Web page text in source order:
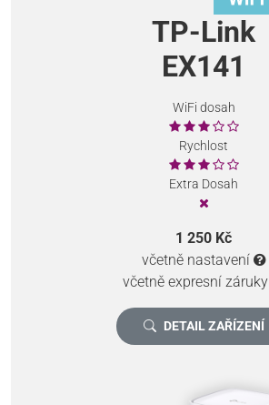
TP-Link
EX141
WiFi dosah
Rychlost
Extra Dosah
1 250 Kč
včetně nastavení
včetně expresní záruky
DETAIL ZAŘÍZENÍ